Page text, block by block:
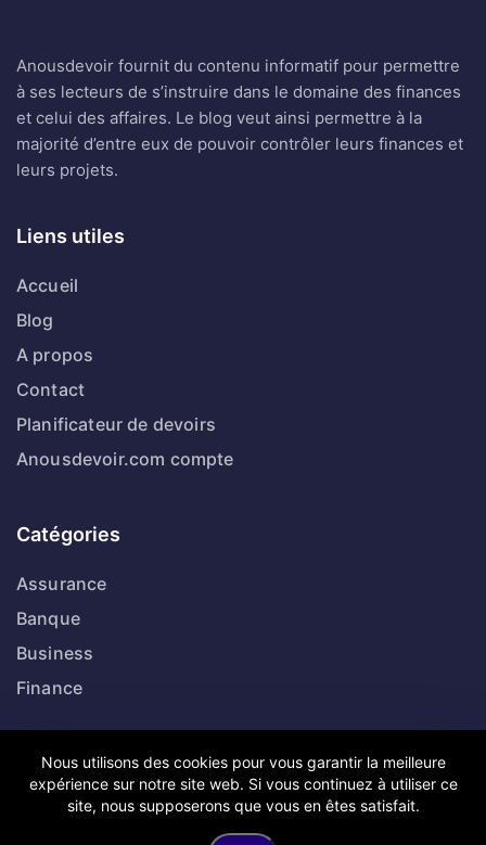
Anousdevoir fournit du contenu informatif pour permettre
à ses lecteurs de s’instruire dans le domaine des finances
et celui des affaires. Le blog veut ainsi permettre à la
majorité d’entre eux de pouvoir contrôler leurs finances et
leurs projets.
Liens utiles
Accueil
Blog
A propos
Contact
Planificateur de devoirs
Anousdevoir.com compte
Catégories
Assurance
Banque
Business
Finance
Suivez-nous
Twitter
Nous utilisons des cookies pour vous garantir la meilleure
expérience sur notre site web. Si vous continuez à utiliser ce
site, nous supposerons que vous en êtes satisfait.